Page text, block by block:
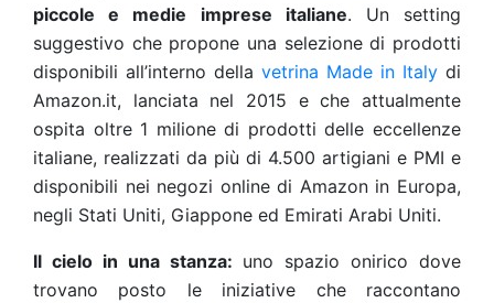
piccole e medie imprese italiane. Un setting
suggestivo che propone una selezione di prodotti
disponibili all’interno della vetrina Made in Italy di
Amazon.it, lanciata nel 2015 e che attualmente
ospita oltre 1 milione di prodotti delle eccellenze
italiane, realizzati da più di 4.500 artigiani e PMI e
disponibili nei negozi online di Amazon in Europa,
negli Stati Uniti, Giappone ed Emirati Arabi Uniti.
Il cielo in una stanza: uno spazio onirico dove
trovano posto le iniziative che raccontano